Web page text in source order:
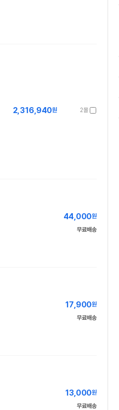
2몰
2,316,940원
44,000원
무료배송
17,900원
무료배송
13,000원
무료배송